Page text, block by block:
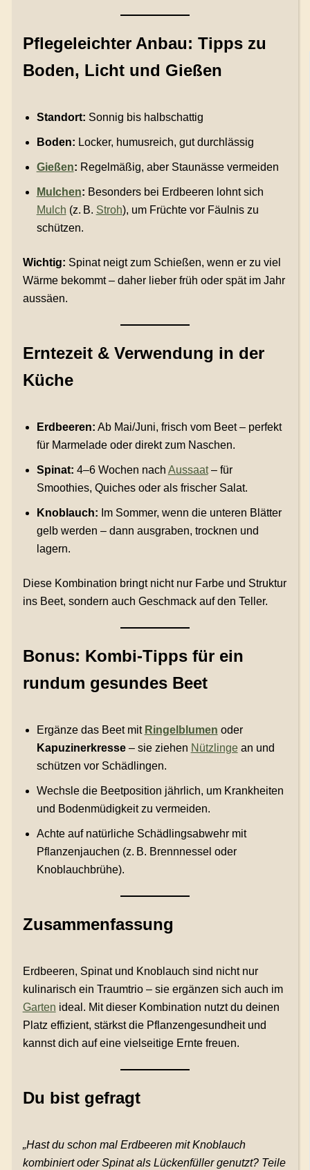
Pflegeleichter Anbau: Tipps zu
Boden, Licht und Gießen
Standort: Sonnig bis halbschattig
Boden: Locker, humusreich, gut durchlässig
Gießen: Regelmäßig, aber Staunässe vermeiden
Mulchen: Besonders bei Erdbeeren lohnt sich
Mulch (z. B. Stroh), um Früchte vor Fäulnis zu
schützen.
Wichtig: Spinat neigt zum Schießen, wenn er zu viel
Wärme bekommt – daher lieber früh oder spät im Jahr
aussäen.
Erntezeit & Verwendung in der
Küche
Erdbeeren: Ab Mai/Juni, frisch vom Beet – perfekt
für Marmelade oder direkt zum Naschen.
Spinat: 4–6 Wochen nach Aussaat– für
Smoothies, Quiches oder als frischer Salat.
Knoblauch: Im Sommer, wenn die unteren Blätter
gelb werden – dann ausgraben, trocknen und
lagern.
Diese Kombination bringt nicht nur Farbe und Struktur
ins Beet, sondern auch Geschmack auf den Teller.
Bonus: Kombi-Tipps für ein
rundum gesundes Beet
Ergänze das Beet mit Ringelblumen oder
Kapuzinerkresse– sie ziehen Nützlingean und
schützen vor Schädlingen.
Wechsle die Beetposition jährlich, um Krankheiten
und Bodenmüdigkeit zu vermeiden.
Achte auf natürliche Schädlingsabwehr mit
Pflanzenjauchen (z. B. Brennnessel oder
Knoblauchbrühe).
Zusammenfassung
Erdbeeren, Spinat und Knoblauch sind nicht nur
kulinarisch ein Traumtrio – sie ergänzen sich auch im
Garten ideal. Mit dieser Kombination nutzt du deinen
Platz effizient, stärkst die Pflanzengesundheit und
kannst dich auf eine vielseitige Ernte freuen.
Du bist gefragt
„Hast du schon mal Erdbeeren mit Knoblauch
kombiniert oder Spinat als Lückenfüller genutzt? Teile